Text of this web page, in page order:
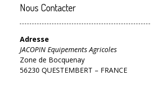
Nous Contacter
Adresse
JACOPIN Equipements Agricoles
Zone de Bocquenay
56230 QUESTEMBERT – FRANCE